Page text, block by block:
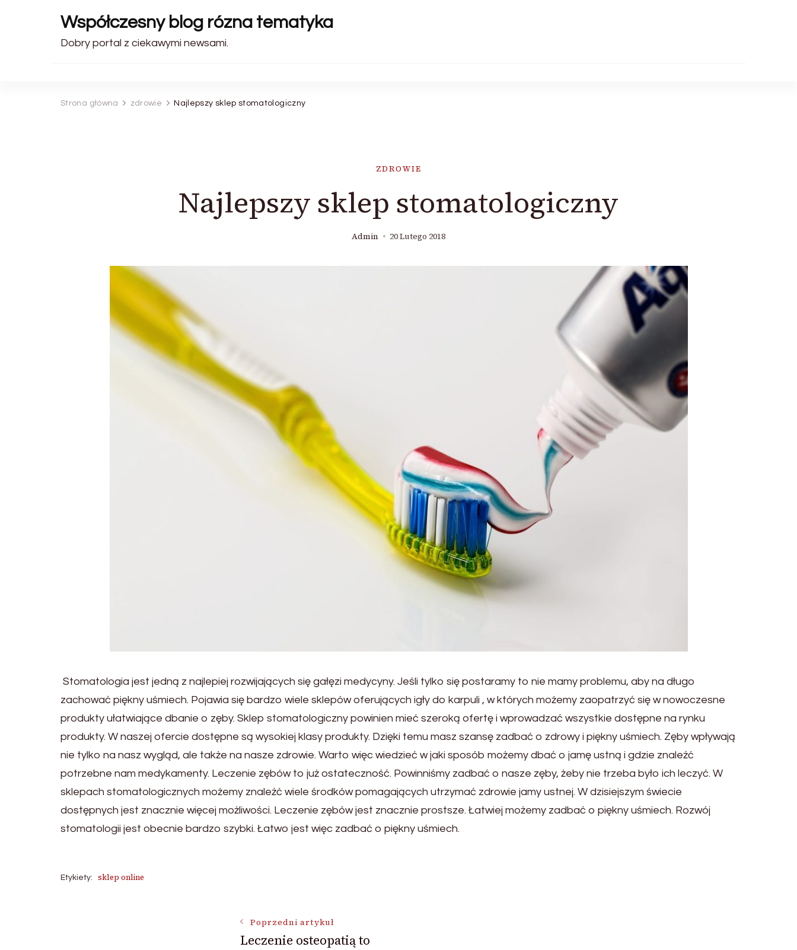
Współczesny blog rózna tematyka
Dobry portal z ciekawymi newsami.
Strona główna zdrowie Najlepszy sklep stomatologiczny
ZDROWIE
Najlepszy sklep stomatologiczny
Admin 20 Lutego 2018
Stomatologia jest jedną z najlepiej rozwijających się gałęzi medycyny. Jeśli tylko się postaramy to nie mamy problemu, aby na długo
zachować piękny uśmiech. Pojawia się bardzo wiele sklepów oferujących igły do karpuli , w których możemy zaopatrzyć się w nowoczesne
produkty ułatwiające dbanie o zęby. Sklep stomatologiczny powinien mieć szeroką ofertę i wprowadzać wszystkie dostępne na rynku
produkty. W naszej ofercie dostępne są wysokiej klasy produkty. Dzięki temu masz szansę zadbać o zdrowy i piękny uśmiech. Zęby wpływają
nie tylko na nasz wygląd, ale także na nasze zdrowie. Warto więc wiedzieć w jaki sposób możemy dbać o jamę ustną i gdzie znaleźć
potrzebne nam medykamenty. Leczenie zębów to już ostateczność. Powinniśmy zadbać o nasze zęby, żeby nie trzeba było ich leczyć. W
sklepach stomatologicznych możemy znaleźć wiele środków pomagających utrzymać zdrowie jamy ustnej. W dzisiejszym świecie
dostępnych jest znacznie więcej możliwości. Leczenie zębów jest znacznie prostsze. Łatwiej możemy zadbać o piękny uśmiech. Rozwój
stomatologii jest obecnie bardzo szybki. Łatwo jest więc zadbać o piękny uśmiech.
Etykiety: sklep online
NawigacjaPoprzedni artykuł
Leczenie osteopatią to